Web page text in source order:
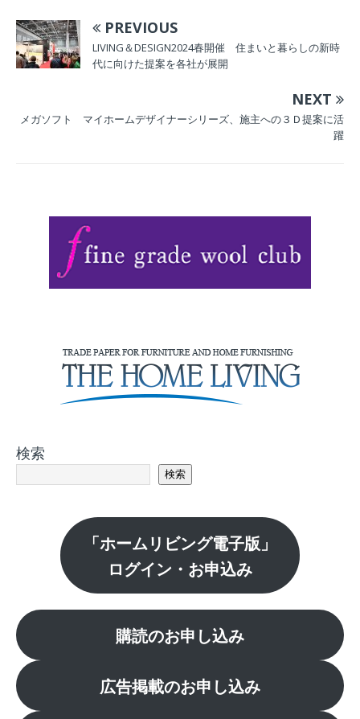
PREVIOUS
LIVING＆DESIGN2024春開催 住まいと暮らしの新時
代に向けた提案を各社が展開
NEXT
メガソフト マイホームデザイナーシリーズ、施主への３Ｄ提案に活
躍
検索
検索
「ホームリビング電子版」
ログイン・お申込み
購読のお申し込み
広告掲載のお申し込み